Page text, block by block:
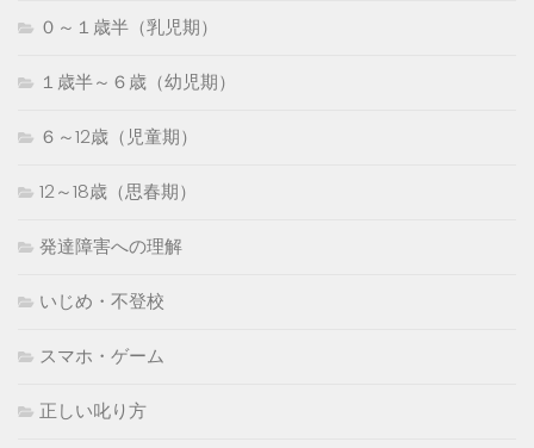
０～１歳半（乳児期）
１歳半～６歳（幼児期）
６～12歳（児童期）
12～18歳（思春期）
発達障害への理解
いじめ・不登校
スマホ・ゲーム
正しい叱り方